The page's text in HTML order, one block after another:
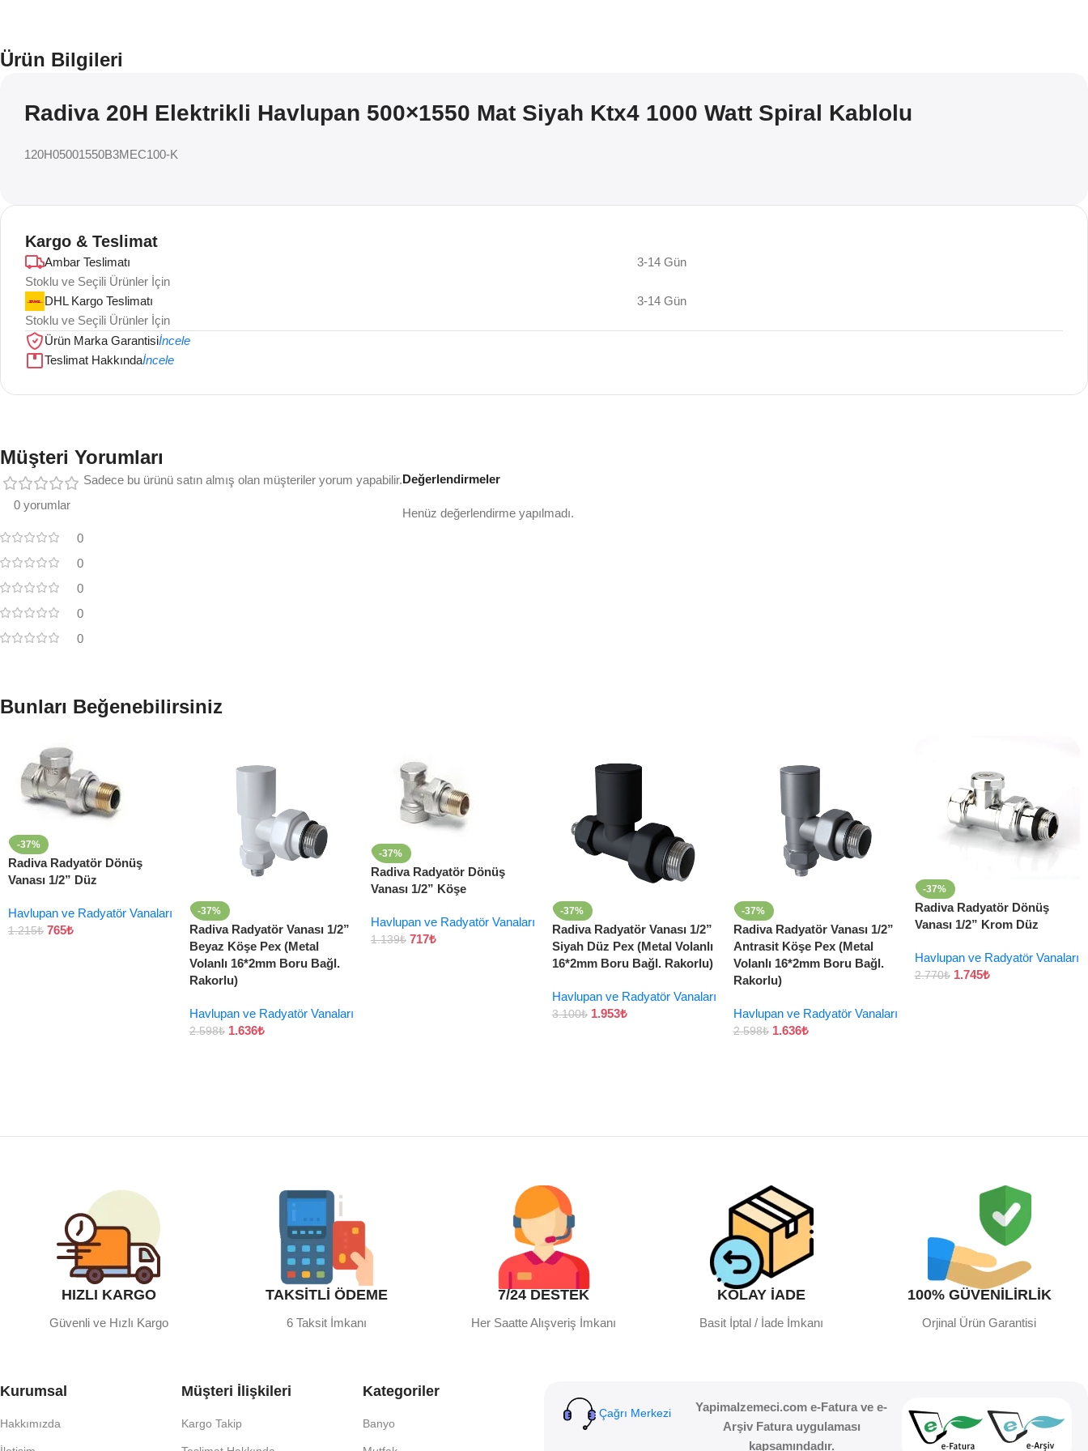
Ürün Bilgileri
Radiva 20H Elektrikli Havlupan 500×1550 Mat Siyah Ktx4 1000 Watt Spiral Kablolu
120H05001550B3MEC100-K
Kargo & Teslimat
Ambar Teslimatı
Stoklu ve Seçili Ürünler İçin
3-14 Gün
DHL Kargo Teslimatı
Stoklu ve Seçili Ürünler İçin
3-14 Gün
Ürün Marka Garantisiİncele
Teslimat Hakkındaİncele
Müşteri Yorumları
0 yorumlar
0
0
0
0
0
Değerlendirmeler
Henüz değerlendirme yapılmadı.
Sadece bu ürünü satın almış olan müşteriler yorum yapabilir.
Bunları Beğenebilirsiniz
-37%
Radiva Radyatör Dönüş
Vanası 1/2” Düz
Havlupan ve Radyatör Vanaları
1.215₺ 765₺
-37%
Radiva Radyatör Vanası 1/2”
Beyaz Köşe Pex (Metal
Volanlı 16*2mm Boru Bağl.
Rakorlu)
Havlupan ve Radyatör Vanaları
2.598₺ 1.636₺
-37%
Radiva Radyatör Dönüş
Vanası 1/2” Köşe
Havlupan ve Radyatör Vanaları
1.139₺ 717₺
-37%
Radiva Radyatör Vanası 1/2”
Siyah Düz Pex (Metal Volanlı
16*2mm Boru Bağl. Rakorlu)
Havlupan ve Radyatör Vanaları
3.100₺ 1.953₺
-37%
Radiva Radyatör Vanası 1/2”
Antrasit Köşe Pex (Metal
Volanlı 16*2mm Boru Bağl.
Rakorlu)
Havlupan ve Radyatör Vanaları
2.598₺ 1.636₺
-37%
Radiva Radyatör Dönüş
Vanası 1/2” Krom Düz
Havlupan ve Radyatör Vanaları
2.770₺ 1.745₺
HIZLI KARGO
Güvenli ve Hızlı Kargo
TAKSİTLİ ÖDEME
6 Taksit İmkanı
7/24 DESTEK
Her Saatte Alışveriş İmkanı
KOLAY İADE
Basit İptal / İade İmkanı
100% GÜVENİLİRLİK
Orjinal Ürün Garantisi
Kurumsal
Hakkımızda
Müşteri İlişkileri
Kargo Takip
Kategoriler
Banyo
Çağrı Merkezi
Yapimalzemeci.com e-Fatura ve e-
Arşiv Fatura uygulaması
kapsamındadır.